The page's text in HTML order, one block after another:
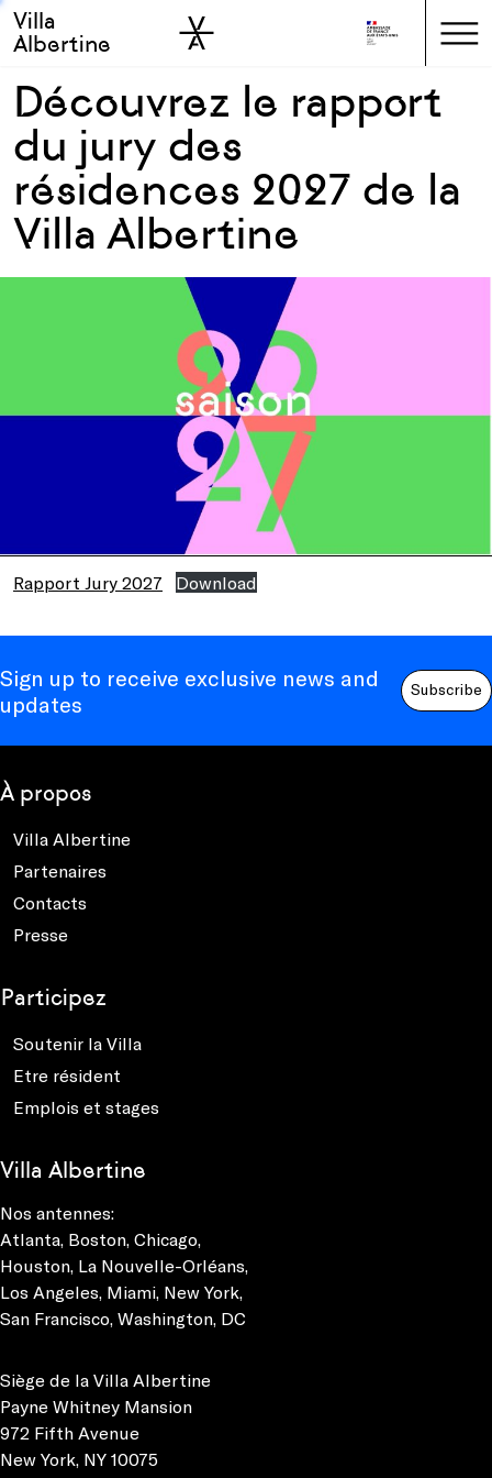
Skip to main
Skip to sidebar
Villa
Albertine
Découvrez le rapport
du jury des
résidences 2027 de la
Villa Albertine
Rapport Jury 2027 Download
Sign up to receive exclusive news and
updates
Subscribe
À propos
Villa Albertine
Partenaires
Contacts
Presse
Participez
Soutenir la Villa
Etre résident
Emplois et stages
Villa Albertine
Nos antennes:
Atlanta Boston Chicago
Houston La Nouvelle-Orléans
Los Angeles Miami New York
San Francisco Washington, DC
Siège de la Villa Albertine
Payne Whitney Mansion
972 Fifth Avenue
New York, NY 10075